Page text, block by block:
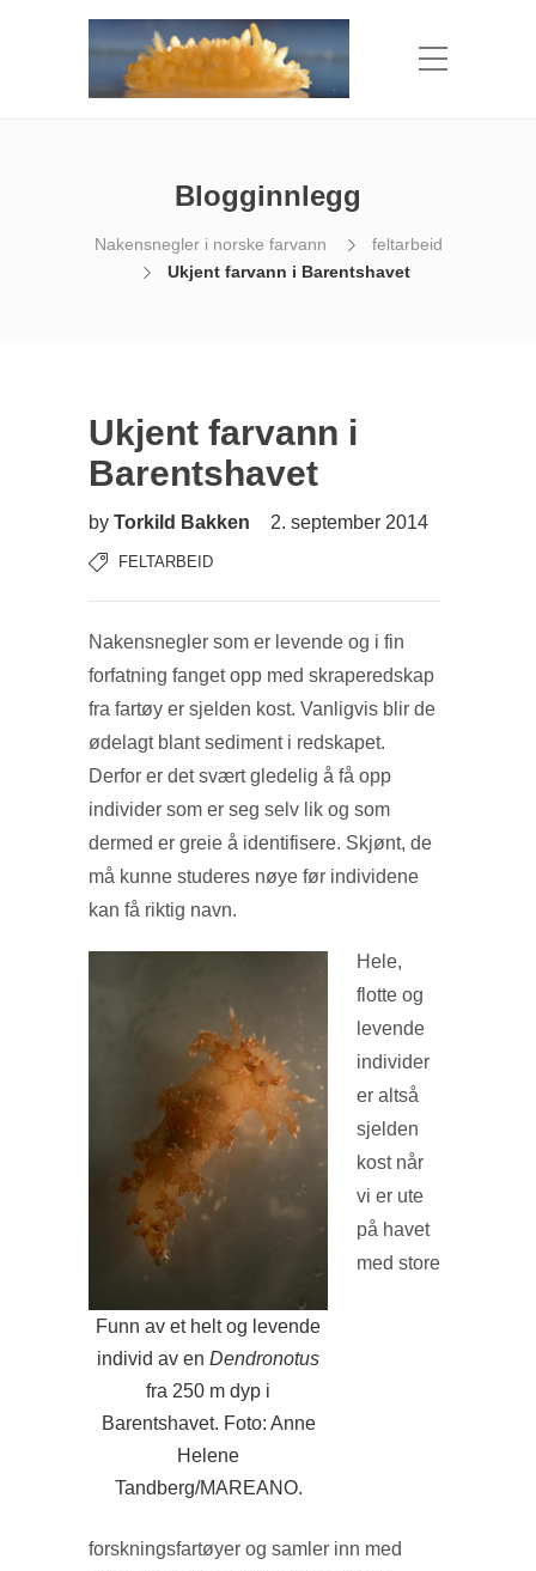
Blogginnlegg
Nakensnegler i norske farvann
feltarbeid
Ukjent farvann i Barentshavet
Ukjent farvann i
Barentshavet
by Torkild Bakken 2. september 2014
FELTARBEID
Nakensnegler som er levende og i fin
forfatning fanget opp med skraperedskap
fra fartøy er sjelden kost. Vanligvis blir de
ødelagt blant sediment i redskapet.
Derfor er det svært gledelig å få opp
individer som er seg selv lik og som
dermed er greie å identifisere. Skjønt, de
må kunne studeres nøye før individene
kan få riktig navn.
Funn av et helt og levende
individ av en Dendronotus
fra 250 m dyp i
Barentshavet. Foto: Anne
Helene
Tandberg/MAREANO.
Hele,
flotte og
levende
individer
er altså
sjelden
kost når
vi er ute
på havet
med store
forskningsfartøyer og samler inn med